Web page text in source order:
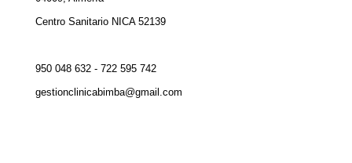
Centro Sanitario NICA 52139
950 048 632 - 722 595 742
gestionclinicabimba@gmail.com